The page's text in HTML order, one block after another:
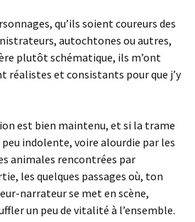
qu’ils soient coureurs des
autochtones ou autres,
plutôt schématique, ils m’ont
réalistes et consistants pour que j’y
est bien maintenu, et si la trame
peu indolente, voire alourdie par les
animales rencontrées par
les quelques passages où, ton
narrateur se met en scène,
un peu de vitalité à l’ensemble.